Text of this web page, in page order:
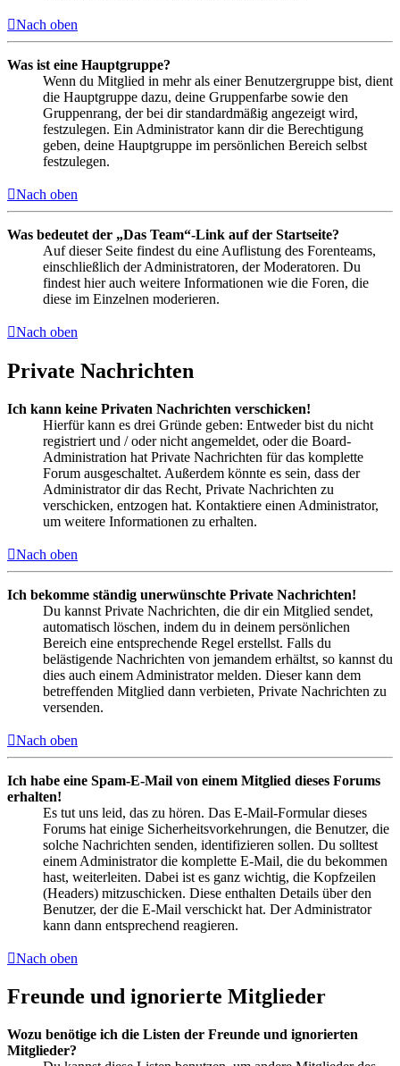
Nach oben
Was ist eine Hauptgruppe?
Wenn du Mitglied in mehr als einer Benutzergruppe bist, dient
die Hauptgruppe dazu, deine Gruppenfarbe sowie den
Gruppenrang, der bei dir standardmäßig angezeigt wird,
festzulegen. Ein Administrator kann dir die Berechtigung
geben, deine Hauptgruppe im persönlichen Bereich selbst
festzulegen.
Nach oben
Was bedeutet der „Das Team“-Link auf der Startseite?
Auf dieser Seite findest du eine Auflistung des Forenteams,
einschließlich der Administratoren, der Moderatoren. Du
findest hier auch weitere Informationen wie die Foren, die
diese im Einzelnen moderieren.
Nach oben
Private Nachrichten
Ich kann keine Privaten Nachrichten verschicken!
Hierfür kann es drei Gründe geben: Entweder bist du nicht
registriert und / oder nicht angemeldet, oder die Board-
Administration hat Private Nachrichten für das komplette
Forum ausgeschaltet. Außerdem könnte es sein, dass der
Administrator dir das Recht, Private Nachrichten zu
verschicken, entzogen hat. Kontaktiere einen Administrator,
um weitere Informationen zu erhalten.
Nach oben
Ich bekomme ständig unerwünschte Private Nachrichten!
Du kannst Private Nachrichten, die dir ein Mitglied sendet,
automatisch löschen, indem du in deinem persönlichen
Bereich eine entsprechende Regel erstellst. Falls du
belästigende Nachrichten von jemandem erhältst, so kannst du
dies auch einem Administrator melden. Dieser kann dem
betreffenden Mitglied dann verbieten, Private Nachrichten zu
versenden.
Nach oben
Ich habe eine Spam-E-Mail von einem Mitglied dieses Forums
erhalten!
Es tut uns leid, das zu hören. Das E-Mail-Formular dieses
Forums hat einige Sicherheitsvorkehrungen, die Benutzer, die
solche Nachrichten senden, identifizieren sollen. Du solltest
einem Administrator die komplette E-Mail, die du bekommen
hast, weiterleiten. Dabei ist es ganz wichtig, die Kopfzeilen
(Headers) mitzuschicken. Diese enthalten Details über den
Benutzer, der die E-Mail verschickt hat. Der Administrator
kann dann entsprechend reagieren.
Nach oben
Freunde und ignorierte Mitglieder
Wozu benötige ich die Listen der Freunde und ignorierten
Mitglieder?